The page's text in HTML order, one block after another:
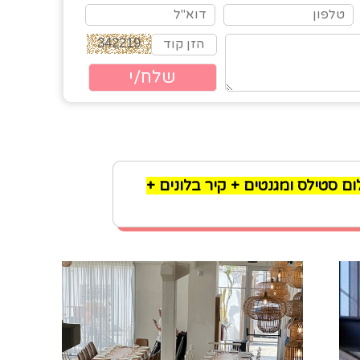
שף + צילום סטילס ומגנטים + קיר בלונים +